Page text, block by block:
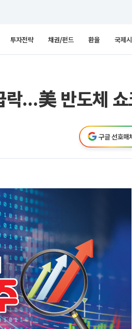
투자전략 채권/펀드 환율 국제
락…美 반도체
구글 선호매